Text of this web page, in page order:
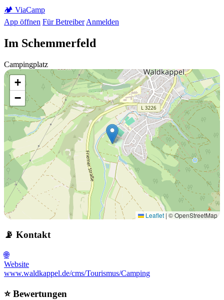
🏕️ ViaCamp
App öffnen Für Betreiber Anmelden
Im Schemmerfeld
Campingplatz
+
−
Leaflet | © OpenStreetMap
📡 Kontakt
🌐
Website
www.waldkappel.de/cms/Tourismus/Camping
⭐ Bewertungen